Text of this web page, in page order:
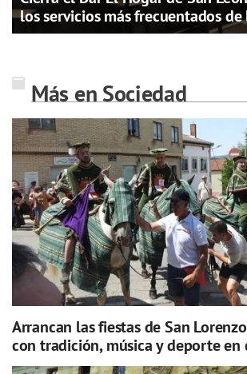
los servicios más frecuentados
Más en Sociedad
Arrancan las fiestas de San
con tradición, música y deporte en